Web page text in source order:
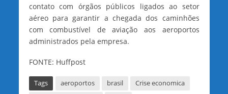
contato com órgãos públicos ligados ao setor
aéreo para garantir a chegada dos caminhões
com combustível de aviação aos aeroportos
administrados pela empresa.
FONTE: Huffpost
Tags aeroportos brasil
Crise economica